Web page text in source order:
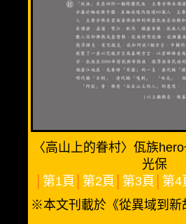
〈高山上的眷村〉佤族
光保
第1頁 第2頁 第3頁 第4
※本文刊載於《從異域到新